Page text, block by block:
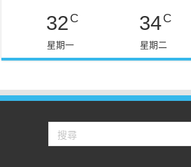
32 C
星期一
34C
星期二